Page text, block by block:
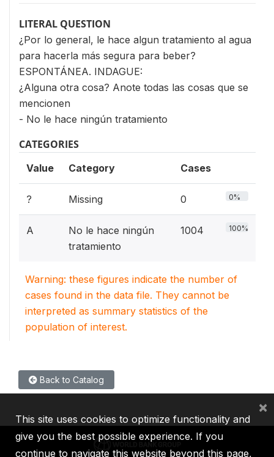
LITERAL QUESTION
¿Por lo general, le hace algun tratamiento al agua
para hacerla más segura para beber?
ESPONTÁNEA. INDAGUE:
¿Alguna otra cosa? Anote todas las cosas que se
mencionen
- No le hace ningún tratamiento
CATEGORIES
Value Category Cases
? Missing 0 0%
A
No le hace ningún
tratamiento
1004 100%
Warning: these figures indicate the number of
cases found in the data file. They cannot be
interpreted as summary statistics of the
population of interest.
Back to Catalog
This site uses cookies to optimize functionality and
give you the best possible experience. If you
continue to navigate this website beyond this page,
×